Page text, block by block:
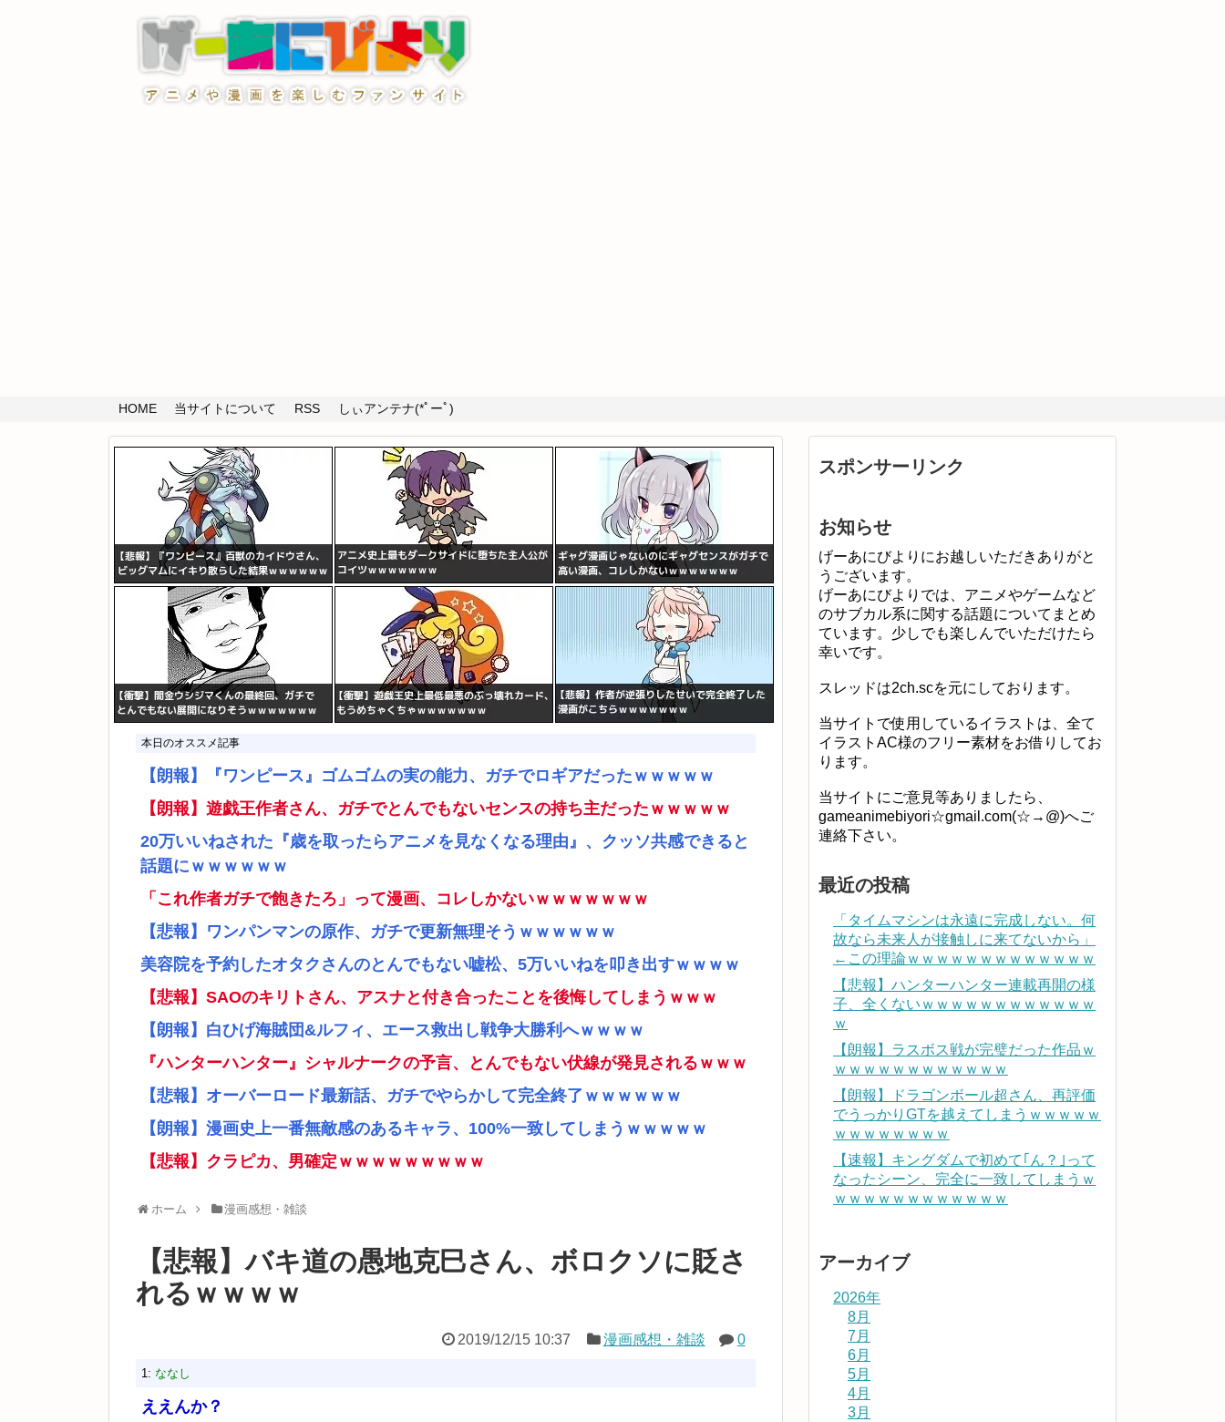
HOME 当サイトについて RSS しぃアンテナ(*ﾟーﾟ)
本日のオススメ記事
【朗報】『ワンピース』ゴムゴムの実の能力、ガチでロギアだったｗｗｗｗｗ
【朗報】遊戯王作者さん、ガチでとんでもないセンスの持ち主だったｗｗｗｗｗ
20万いいねされた『歳を取ったらアニメを見なくなる理由』、クッソ共感できると
話題にｗｗｗｗｗｗ
「これ作者ガチで飽きたろ」って漫画、コレしかないｗｗｗｗｗｗｗ
【悲報】ワンパンマンの原作、ガチで更新無理そうｗｗｗｗｗｗ
美容院を予約したオタクさんのとんでもない嘘松、5万いいねを叩き出すｗｗｗｗ
【悲報】SAOのキリトさん、アスナと付き合ったことを後悔してしまうｗｗｗ
【朗報】白ひげ海賊団&ルフィ、エース救出し戦争大勝利へｗｗｗｗ
『ハンターハンター』シャルナークの予言、とんでもない伏線が発見されるｗｗｗ
【悲報】オーバーロード最新話、ガチでやらかして完全終了ｗｗｗｗｗｗ
【朗報】漫画史上一番無敵感のあるキャラ、100%一致してしまうｗｗｗｗｗ
【悲報】クラピカ、男確定ｗｗｗｗｗｗｗｗｗ
ホーム 漫画感想・雑談
【悲報】バキ道の愚地克巳さん、ボロクソに貶さ
れるｗｗｗｗ
2019/12/15 10:37 漫画感想・雑談 0
1: ななし
ええんか？
スポンサーリンク
お知らせ
げーあにびよりにお越しいただきありがと
うございます。
げーあにびよりでは、アニメやゲームなど
のサブカル系に関する話題についてまとめ
ています。少しでも楽しんでいただけたら
幸いです。
スレッドは2ch.scを元にしております。
当サイトで使用しているイラストは、全て
イラストAC様のフリー素材をお借りしてお
ります。
当サイトにご意見等ありましたら、
gameanimebiyori☆gmail.com(☆→@)へご
連絡下さい。
最近の投稿
「タイムマシンは永遠に完成しない。何
故なら未来人が接触しに来てないから」
←この理論ｗｗｗｗｗｗｗｗｗｗｗｗｗ
【悲報】ハンターハンター連載再開の様
子、全くないｗｗｗｗｗｗｗｗｗｗｗｗ
ｗ
【朗報】ラスボス戦が完璧だった作品ｗ
ｗｗｗｗｗｗｗｗｗｗｗｗ
【朗報】ドラゴンボール超さん、再評価
でうっかりGTを越えてしまうｗｗｗｗｗ
ｗｗｗｗｗｗｗｗ
【速報】キングダムで初めて｢ん？｣って
なったシーン、完全に一致してしまうｗ
ｗｗｗｗｗｗｗｗｗｗｗｗ
アーカイブ
2026年
8月
7月
6月
5月
4月
3月